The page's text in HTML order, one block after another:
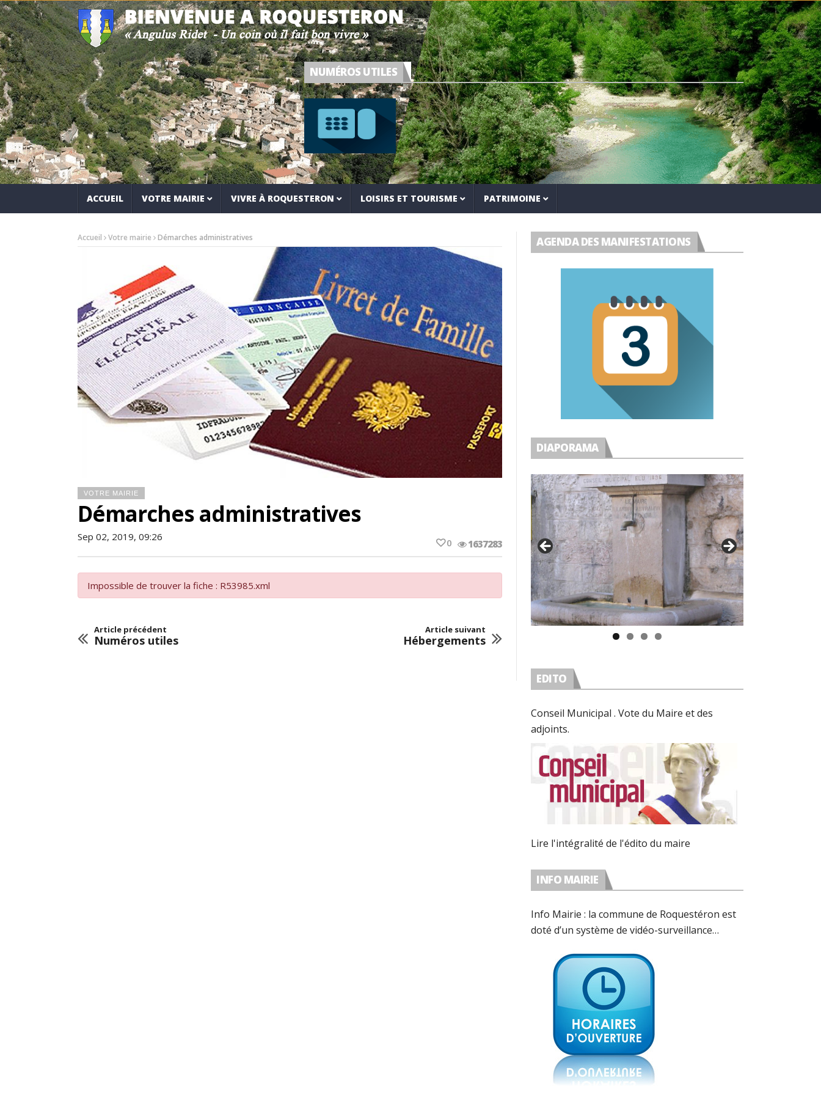
NUMÉROS UTILES
ACCUEIL VOTRE MAIRIE VIVRE À ROQUESTERON LOISIRS ET TOURISME PATRIMOINE
Accueil Votre mairie Démarches administratives
VOTRE MAIRIE
Démarches administratives
Sep 02, 2019, 09:26
1637283
0
Impossible de trouver la fiche : R53985.xml
Article précédent
Numéros utiles
Article suivant
Hébergements
AGENDA DES MANIFESTATIONS
DIAPORAMA
EDITO
Conseil Municipal . Vote du Maire et des
adjoints.
Lire l'intégralité de l'édito du maire
INFO MAIRIE
Info Mairie : la commune de Roquestéron est
doté d’un système de vidéo-surveillance